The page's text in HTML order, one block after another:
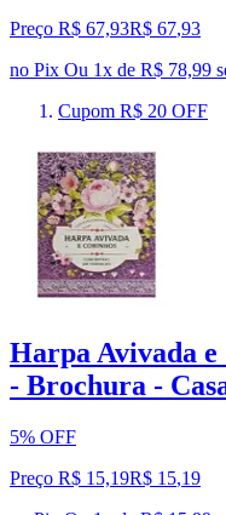
Preço R$ 67,93R$ 67,93
no Pix Ou 1x de R$ 78,99
Cupom R$ 20 OFF
Harpa Avivada
- Brochura -
5% OFF
Preço R$ 15,19R$ 15,19